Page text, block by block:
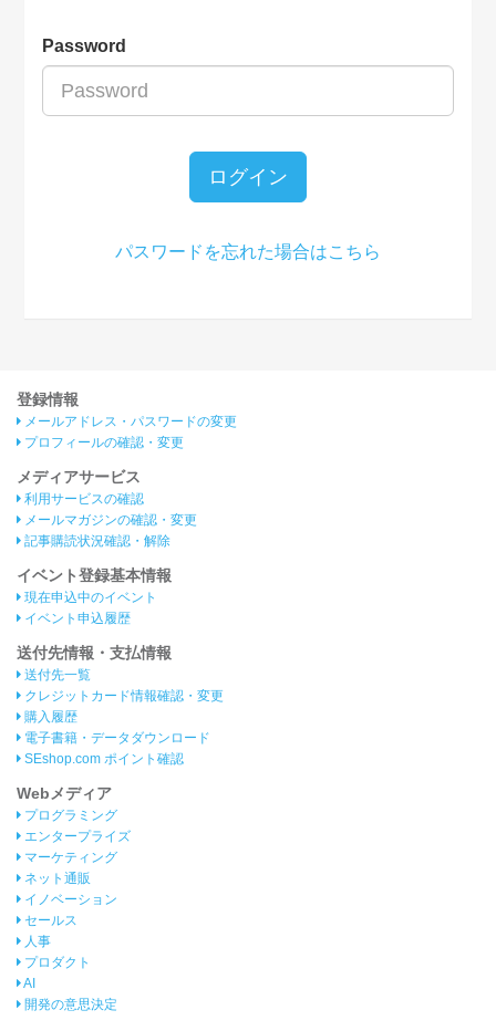
Password
ログイン
パスワードを忘れた場合はこちら
登録情報
メールアドレス・パスワードの変更
プロフィールの確認・変更
メディアサービス
利用サービスの確認
メールマガジンの確認・変更
記事購読状況確認・解除
イベント登録基本情報
現在申込中のイベント
イベント申込履歴
送付先情報・支払情報
送付先一覧
クレジットカード情報確認・変更
購入履歴
電子書籍・データダウンロード
SEshop.com ポイント確認
Webメディア
プログラミング
エンタープライズ
マーケティング
ネット通販
イノベーション
セールス
人事
プロダクト
AI
開発の意思決定